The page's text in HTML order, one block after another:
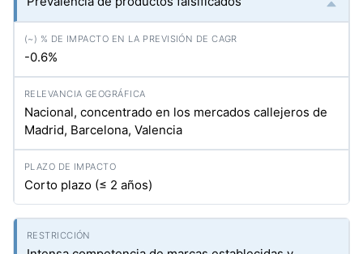
-0.6%
Nacional, concentrado en los mercados callejeros de
Madrid, Barcelona, Valencia
Corto plazo (≤ 2 años)